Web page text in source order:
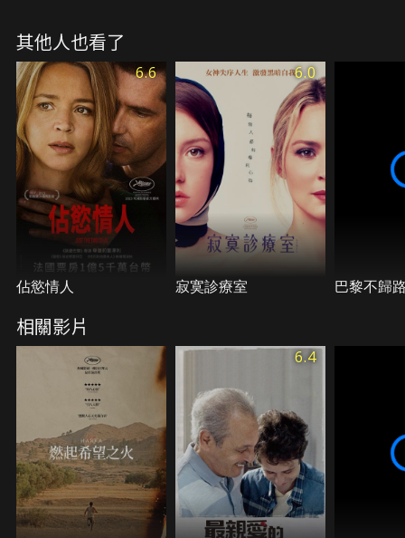
發財車，在經濟壓力下，他們不得不將妻子的代步車
賣掉來交換。快遞工作並沒有想像中輕鬆，而妻子的
照護員工作、子女教育也面臨重重難題。當現實不斷
衝擊瑞奇一家，他們該如何面對生活與家庭的考驗。
其他人也看了
6.6
佔慾情人
6.0
寂寞診療室 巴黎不歸
相關影片
6.4